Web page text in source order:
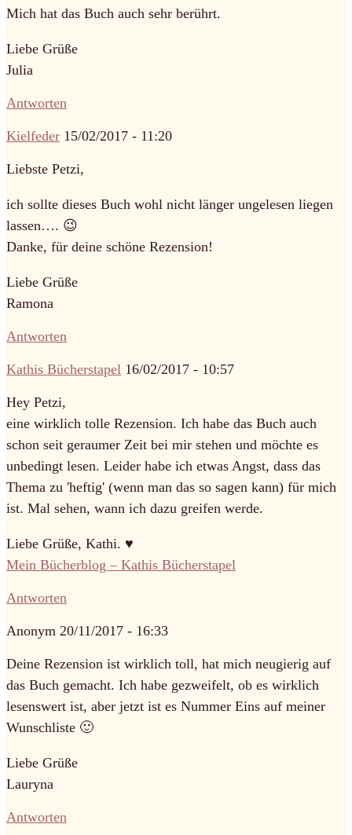
Mich hat das Buch auch sehr berührt.
Liebe Grüße
Julia
Antworten
Kielfeder 15/02/2017 - 11:20
Liebste Petzi,
ich sollte dieses Buch wohl nicht länger ungelesen liegen
lassen…. 😉
Danke, für deine schöne Rezension!
Liebe Grüße
Ramona
Antworten
Kathis Bücherstapel 16/02/2017 - 10:57
Hey Petzi,
eine wirklich tolle Rezension. Ich habe das Buch auch
schon seit geraumer Zeit bei mir stehen und möchte es
unbedingt lesen. Leider habe ich etwas Angst, dass das
Thema zu 'heftig' (wenn man das so sagen kann) für mich
ist. Mal sehen, wann ich dazu greifen werde.
Liebe Grüße, Kathi. ♥
Mein Bücherblog – Kathis Bücherstapel
Antworten
Anonym 20/11/2017 - 16:33
Deine Rezension ist wirklich toll, hat mich neugierig auf
das Buch gemacht. Ich habe gezweifelt, ob es wirklich
lesenswert ist, aber jetzt ist es Nummer Eins auf meiner
Wunschliste 🙂
Liebe Grüße
Lauryna
Antworten